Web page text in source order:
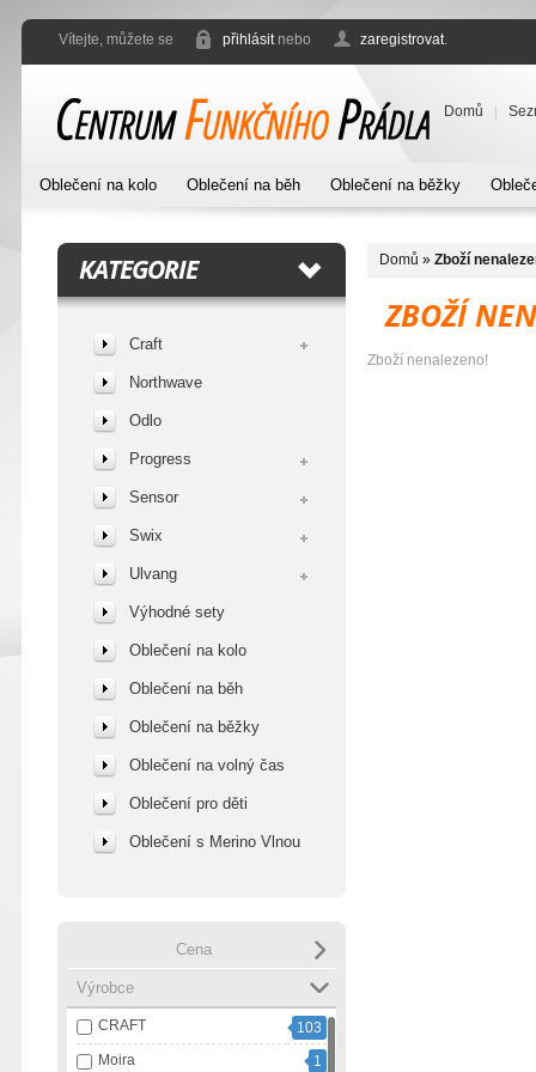
Vítejte, můžete se přihlásitnebo zaregistrovat.
Domů
Oblečení na kolo Oblečení na běh Oblečení na běžky
KATEGORIE
Craft
Northwave
Odlo
Progress
Sensor
Swix
Ulvang
Výhodné sety
Oblečení na kolo
Oblečení na běh
Oblečení na běžky
Oblečení na volný čas
Oblečení pro děti
Oblečení s Merino Vlnou
Cena
Výrobce
CRAFT
103
Moira
1
Domů » Zboží
ZBOŽÍ
Zboží nenalezeno!